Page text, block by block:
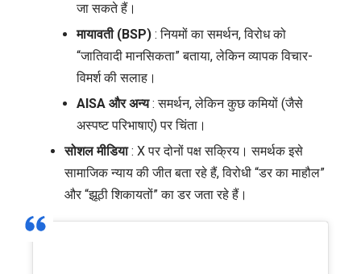
जा सकते हैं।
मायावती (BSP) : नियमों का समर्थन, विरोध को
“जातिवादी मानसिकता” बताया, लेकिन व्यापक विचार-
विमर्श की सलाह।
AISA और अन्य: समर्थन, लेकिन कुछ कमियों (जैसे
अस्पष्ट परिभाषाएं) पर चिंता।
सोशल मीडिया: X पर दोनों पक्ष सक्रिय। समर्थक इसे
सामाजिक न्याय की जीत बता रहे हैं, विरोधी “डर का माहौल”
और “झूठी शिकायतों” का डर जता रहे हैं।